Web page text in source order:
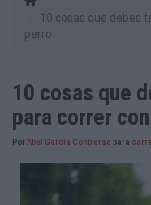
10 cosas que debes
perro
10 cosas que
para correr
PorAbel García Contreras para